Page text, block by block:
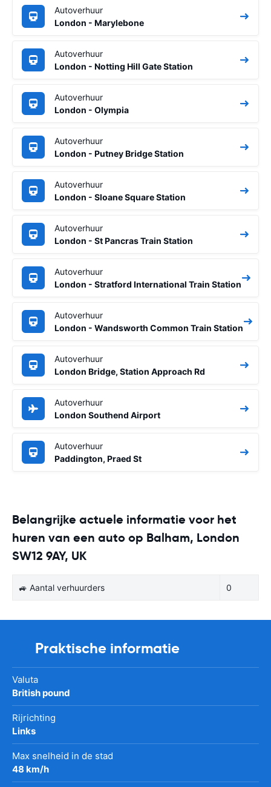
Autoverhuur
London - Marylebone
Autoverhuur
London - Notting Hill Gate Station
Autoverhuur
London - Olympia
Autoverhuur
London - Putney Bridge Station
Autoverhuur
London - Sloane Square Station
Autoverhuur
London - St Pancras Train Station
Autoverhuur
London - Stratford International Train Station
Autoverhuur
London - Wandsworth Common Train Station
Autoverhuur
London Bridge, Station Approach Rd
Autoverhuur
London Southend Airport
Autoverhuur
Paddington, Praed St
Belangrijke actuele informatie voor het
huren van een auto op Balham, London
SW12 9AY, UK
🚙 Aantal verhuurders 0
Praktische informatie
Valuta
British pound
Rijrichting
Links
Max snelheid in de stad
48 km/h